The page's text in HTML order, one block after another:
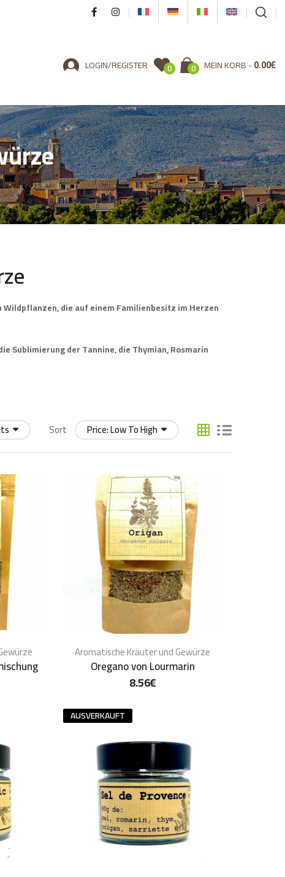
LOGIN/REGISTER 0 0 MEIN KORB 0.00€
die auf einem Familienbesitz im Herzen
Sublimierung der Tannine, die Thymian, Rosmarin
Sort Price: Low To High
Aromatische Kräuter und Gewürze
Oregano von Lourmarin
8.56€
AUSVERKAUFT